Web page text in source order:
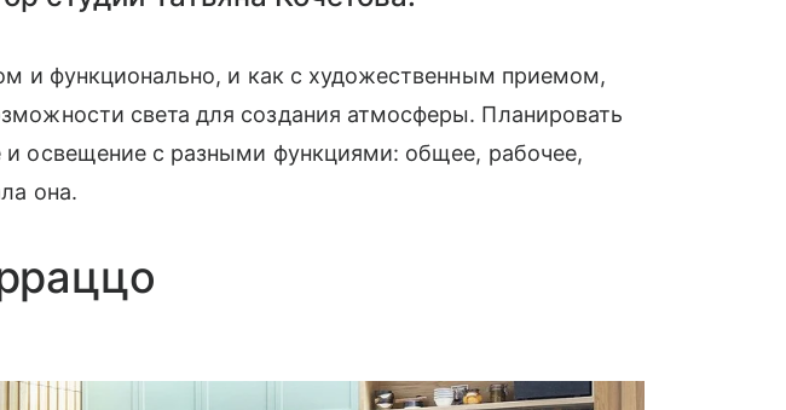
и функционально, и как с художественным приемом,
света для создания атмосферы. Планировать
и освещение с разными функциями: общее, рабочее,
она.